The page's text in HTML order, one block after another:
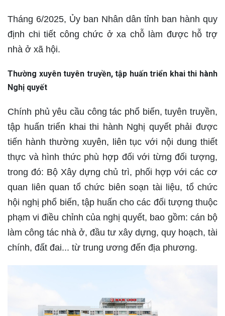
Tháng 6/2025, Ủy ban Nhân dân tỉnh ban hành quy
định chi tiết công chức ở xa chỗ làm được hỗ trợ
nhà ở xã hội.
Thường xuyên tuyên truyền, tập huấn triển khai thi hành
Nghị quyết
Chính phủ yêu cầu công tác phổ biến, tuyên truyền,
tập huấn triển khai thi hành Nghị quyết phải được
tiến hành thường xuyên, liên tục với nội dung thiết
thực và hình thức phù hợp đối với từng đối tượng,
trong đó: Bộ Xây dựng chủ trì, phối hợp với các cơ
quan liên quan tổ chức biên soạn tài liệu, tổ chức
hội nghị phổ biến, tập huấn cho các đối tượng thuộc
phạm vi điều chỉnh của nghị quyết, bao gồm: cán bộ
làm công tác nhà ở, đầu tư xây dựng, quy hoạch, tài
chính, đất đai... từ trung ương đến địa phương.